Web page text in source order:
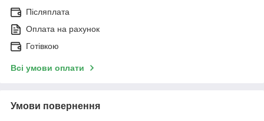
Післяплата
Оплата на рахунок
Готівкою
Всі умови оплати
Умови повернення